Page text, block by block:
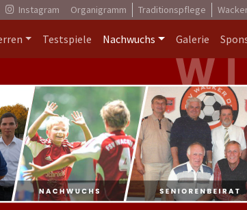
Instagram Organigramm Traditionspflege
Testspiele Nachwuchs Galerie